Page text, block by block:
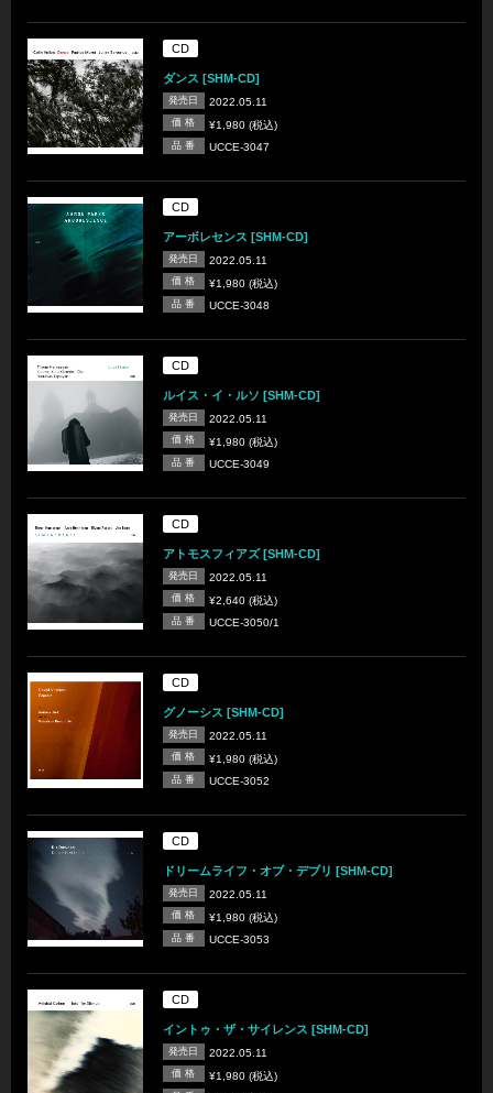
CD
ダンス [SHM-CD]
発売日 2022.05.11
価 格 ¥1,980 (税込)
品 番 UCCE-3047
CD
アーボレセンス [SHM-CD]
発売日 2022.05.11
価 格 ¥1,980 (税込)
品 番 UCCE-3048
CD
ルイス・イ・ルソ [SHM-CD]
発売日 2022.05.11
価 格 ¥1,980 (税込)
品 番 UCCE-3049
CD
アトモスフィアズ [SHM-CD]
発売日 2022.05.11
価 格 ¥2,640 (税込)
品 番 UCCE-3050/1
CD
グノーシス [SHM-CD]
発売日 2022.05.11
価 格 ¥1,980 (税込)
品 番 UCCE-3052
CD
ドリームライフ・オブ・デブリ [SHM-CD]
発売日 2022.05.11
価 格 ¥1,980 (税込)
品 番 UCCE-3053
CD
イントゥ・ザ・サイレンス [SHM-CD]
発売日 2022.05.11
価 格 ¥1,980 (税込)